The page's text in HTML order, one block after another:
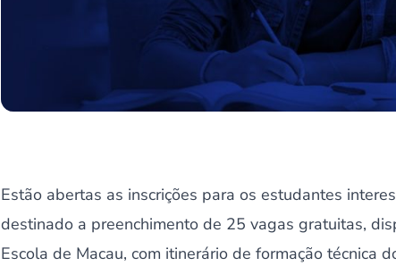
Estão abertas as inscrições para os estudantes
destinado a preenchimento de 25 vagas gratuitas,
Escola de Macau, com itinerário de formação técnica